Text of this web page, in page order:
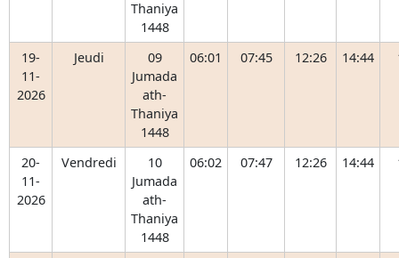
Thaniya
1448
19-
11-
2026
Jeudi
09
Jumada
ath-
Thaniya
1448
06:01 07:45 12:26 14:44
20-
11-
2026
Vendredi
10
Jumada
ath-
Thaniya
1448
06:02 07:47 12:26 14:44